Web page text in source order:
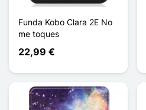
Funda Kobo Clara 2E No
me toques
22,99 €